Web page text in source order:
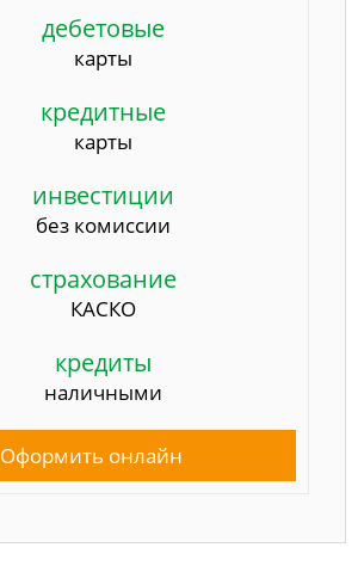
дебетовые
карты
кредитные
карты
инвестиции
без комиссии
страхование
КАСКО
кредиты
наличными
Оформить онлайн